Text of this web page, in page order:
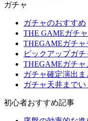
ガチャ
ガチャのおすすめ
THE GAMEガチャ
THEGAMEガチャ
ピックアップガ
THEGAMEガチャ
ガチャ確定演出ま
ガチャ天井までい
初心者おすすめ記事